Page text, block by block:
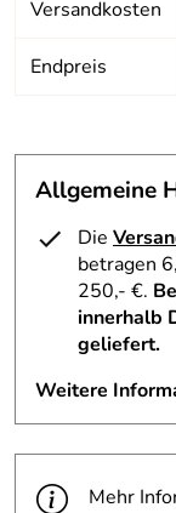
Versandkosten
Endpreis
Allgemeine
Die
betragen
250,- €.
innerhalb
geliefert.
Weitere
Mehr